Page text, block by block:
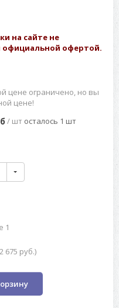
на сайте не
официальной офертой.
цене ограничено, но вы
цене!
/ шт осталось 1 шт
1
675 руб.)